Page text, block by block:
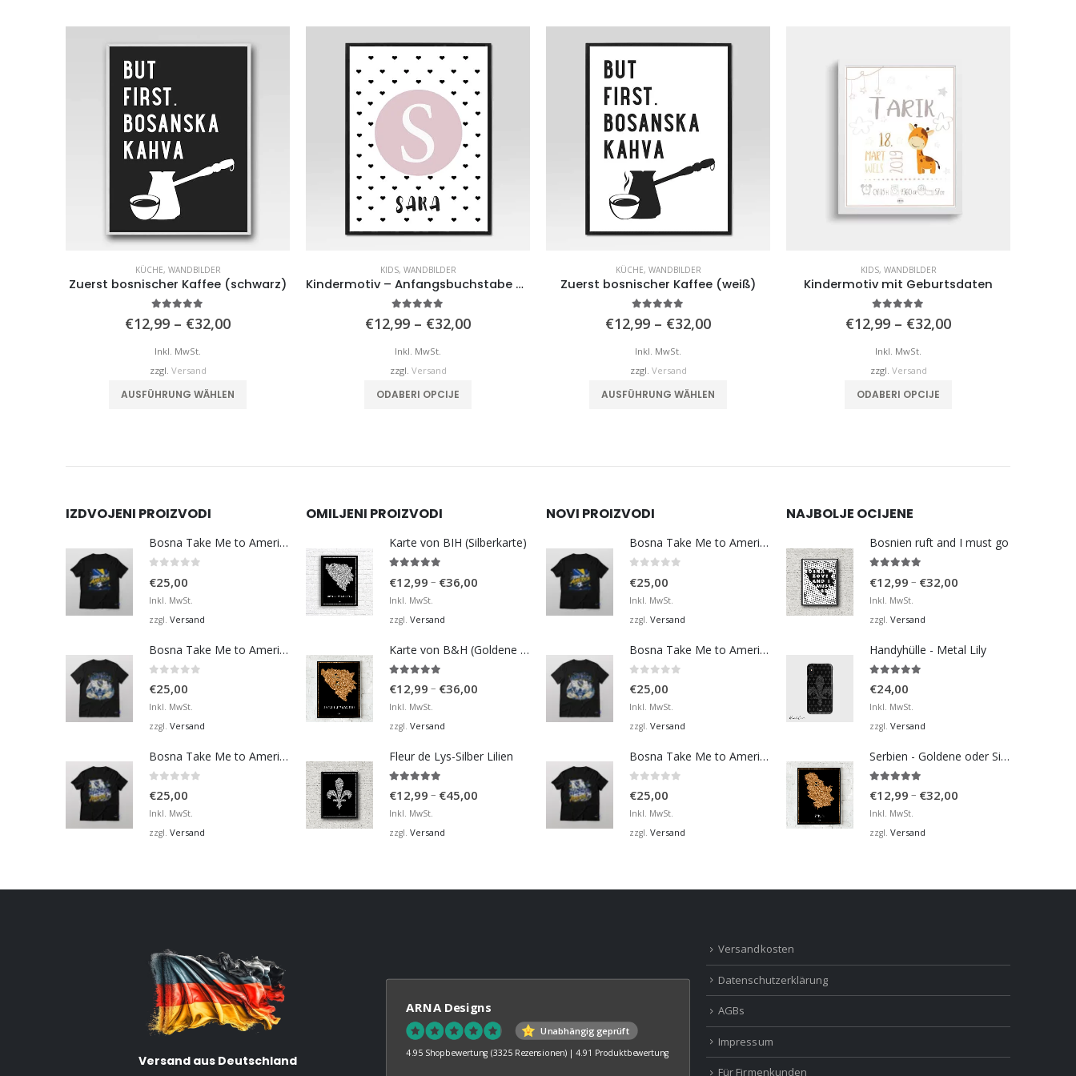
KÜCHE, WANDBILDER
Zuerst bosnischer Kaffee (schwarz)
€12,99 – €32,00Preisspanne:
Inkl. MwSt.
zzgl. Versand
AUSFÜHRUNG WÄHLEN
KIDS, WANDBILDER
Kindermotiv – Anfangsbuchstabe und Name
€12,99 – €32,00Preisspanne:
Inkl. MwSt.
zzgl. Versand
ODABERI OPCIJE
KÜCHE, WANDBILDER
Zuerst bosnischer Kaffee (weiß)
€12,99 – €32,00Preisspanne:
Inkl. MwSt.
zzgl. Versand
AUSFÜHRUNG WÄHLEN
KIDS, WANDBILDER
Kindermotiv mit Geburtsdaten
€12,99 – €32,00Preisspanne:
Inkl. MwSt.
zzgl. Versand
ODABERI OPCIJE
IZDVOJENI PROIZVODI
Bosna Take Me to America Navijačka Majica 3
€25,00
Inkl. MwSt.
zzgl. Versand
Bosna Take Me to America Navijačka Majica 4
€25,00
Inkl. MwSt.
zzgl. Versand
Bosna Take Me to America Navijačka Majica 2
€25,00
Inkl. MwSt.
zzgl. Versand
OMILJENI PROIZVODI
Karte von BIH (Silberkarte)
€12,99 – €36,00
Inkl. MwSt.
zzgl. Versand
Karte von B&H (Goldene Karte)
€12,99 – €36,00
Inkl. MwSt.
zzgl. Versand
Fleur de Lys-Silber Lilien
€12,99 – €45,00
Inkl. MwSt.
zzgl. Versand
NOVI PROIZVODI
Bosna Take Me to America Navijačka Majica 3
€25,00
Inkl. MwSt.
zzgl. Versand
Bosna Take Me to America Navijačka Majica 4
€25,00
Inkl. MwSt.
zzgl. Versand
Bosna Take Me to America Navijačka Majica 2
€25,00
Inkl. MwSt.
zzgl. Versand
NAJBOLJE OCIJENE
Bosnien ruft and I must go
€12,99 – €32,00
Inkl. MwSt.
zzgl. Versand
Handyhülle - Metal Lily
€24,00
Inkl. MwSt.
zzgl. Versand
Serbien - Goldene oder Silberne Karte
€12,99 – €32,00
Inkl. MwSt.
zzgl. Versand
Versand aus Deutschland
ARNA Designs
Unabhängig geprüft
4.95 Shopbewertung (3325 Rezensionen) | 4.91 Produktbewertung
Versandkosten
Datenschutzerklärung
AGBs
Impressum
Für Firmenkunden